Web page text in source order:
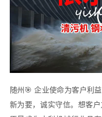
随州🎯 企业使命为客户利
新为要，诚实守信。想客